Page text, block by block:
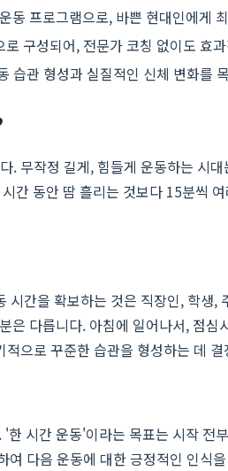
프로그램으로, 바쁜 현대인에게
구성되어, 전문가 코칭 없이도 효
습관 형성과 실질적인 신체 변화를
. 무작정 길게, 힘들게 운동하는 시
간 동안 땀 흘리는 것보다 15분씩
간을 확보하는 것은 직장인, 학
은 다릅니다. 아침에 일어나서, 점
으로 꾸준한 습관을 형성하는 데
한 시간 운동'이라는 목표는 시작
다음 운동에 대한 긍정적인 인